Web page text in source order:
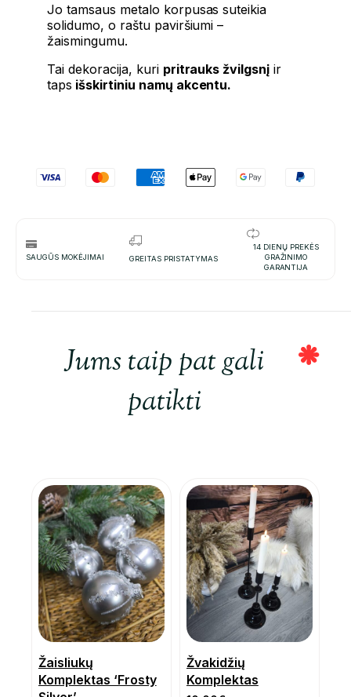
Jo tamsaus metalo korpusas suteikia
solidumo, o raštu paviršiumi –
žaismingumu.
Tai dekoracija, kuri pritrauks žvilgsnį ir
taps išskirtiniu namų akcentu.
SAUGŪS MOKĖJIMAI GREITAS PRISTATYMAS
14 DIENŲ PREKĖS
GRAŽINIMO
GARANTIJA
Jums taip pat gali
patikti
Žaisliukų
Komplektas ‘Frosty
Žvakidžių
Komplektas